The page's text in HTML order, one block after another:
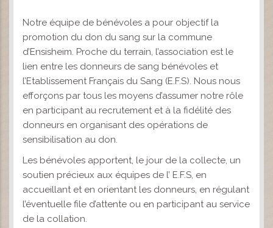
Notre équipe de bénévoles a pour objectif la
promotion du don du sang sur la commune
d’Ensisheim. Proche du terrain, l’association est le
lien entre les donneurs de sang bénévoles et
l’Etablissement Français du Sang (E.F.S). Nous nous
efforçons par tous les moyens d’assumer notre rôle
en participant au recrutement et à la fidélité des
donneurs en organisant des opérations de
sensibilisation au don.
Les bénévoles apportent, le jour de la collecte, un
soutien précieux aux équipes de l’ E.F.S, en
accueillant et en orientant les donneurs, en régulant
l’éventuelle file d’attente ou en participant au service
de la collation.